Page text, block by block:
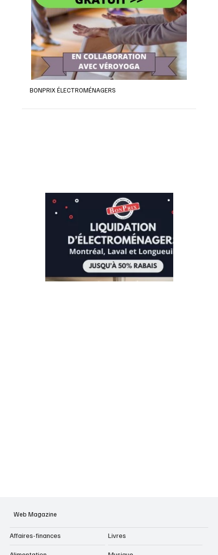
BONPRIX ÉLECTROMÉNAGERS
Web Magazine
Affaires-finances Livres